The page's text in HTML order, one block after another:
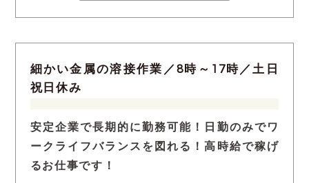
細かい金属の溶接作業／8時～17時／土日
祝日休み
安定企業で長期的に勤務可能！日勤のみでワ
ークライフバランスを図れる！高時給で稼げ
るお仕事です！